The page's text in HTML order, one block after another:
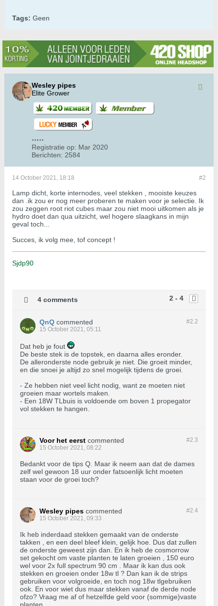
Tags: Geen
Wesley pipes
Elite Grower
Registratie op: Mar 2020
Berichten: 2584
#2
14 October 2021, 18:18
Lamp dicht, korte internodes, veel stekken , mooiste keuzes
dan .ik zou er nog meer proberen te maken voor je selectie. Ik
zou zeggen root riot cubes maar zou niet mooi uitkomen als je
hydro doet dan qua uitzicht, wel hogere slaagkans in mijn
geval toch...
Succes, ik volg mee, tof concept !
Sjdp90
2 - 4
4 comments
#2.2
QnQ commented
15 October 2021, 05:11
Dat heb je fout
De beste stek is de topstek, en daarna alles eronder.
De alleronderste node gebruik je niet. Die groeit minder,
en die snoei je altijd zo snel mogelijk tijdens de groei.
- Ze hebben niet veel licht nodig, want ze moeten niet
groeien maar wortels maken.
- Een 18W TLbuis is voldoende om boven 1 propegator
vol stekken te hangen.
#2.3
Voor het eerst commented
15 October 2021, 08:22
Bedankt voor de tips Q. Maar ik neem aan dat de dames
zelf wel gewoon 18 uur onder fatsoenlijk licht moeten
staan voor de groei toch?
#2.4
Wesley pipes commented
15 October 2021, 09:33
Ik heb inderdaad stekken gemaakt van de onderste
takken , en een deel bleef klein, gelijk hoe. Dus dat zullen
de onderste geweest zijn dan. En ik heb de cosmorrow
set gekocht om vaste planten te laten groeien , 150 euro
wel voor 2x full spectrum 90 cm . Maar ik kan dus ook
stekken en groeien onder 18w tl ? Dan kan ik de strips
gebruiken voor volgroeide, en toch nog 18w tlgebruiken
ook. En voor wiet dus maar stekken vanaf de derde node
ofzo? Vraag me af of hetzelfde geld voor (sommige)vaste